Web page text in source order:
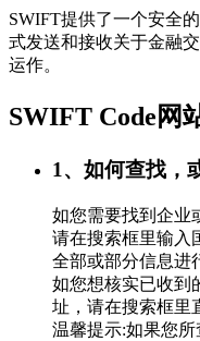
SWIFT提供了一个安全
式发送和接收关于金融
运作。
SWIFT Code网
1、如何查找，
如您需要找到企业
请在搜索框里输入
全部或部分信息进
如您想核实已收到
址，请在搜索框里
温馨提示:如果您